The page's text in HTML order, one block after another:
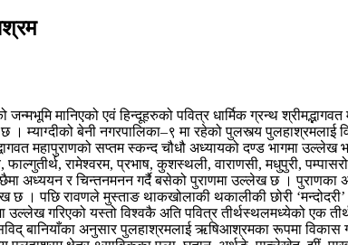
जन्मभूमि मानिएको एवं हिन्दूहरुको पवित्र धार्मिक ग्रन्थ
। म्याग्दीको बेनी नगरपालिका–९ मा रहेको पुलस्त्य
महापुराणको सप्तम स्कन्द चौधौ अध्यायको दण्ड भागमा
रामेश्वरम, प्रभाष, कुशस्थली, वाराणसी, मधुपुरी,
अध्ययन र चिन्तनमनन गर्दै बसेको पुराणमा उल्लेख छ ।
पछि रावणले मुस्ताङ थाकखोलाकी थकालीकी छोरी ‘मन्दोदरी’
उल्लेख गरिएको यस्तो विश्वकै अति पवित्र तीर्थस्थलमध्येको एक
बानियाँका अनुसार पुलहाश्रमलाई ऋषिआश्रमका रूपमा विकास